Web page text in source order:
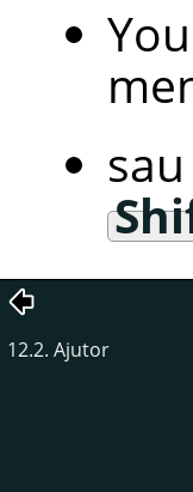
12.2. Ajutor